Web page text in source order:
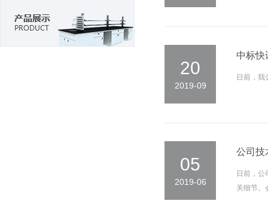
20
2019-09
中标快
日前，
05
2019-06
公司技
日前，
关细节。